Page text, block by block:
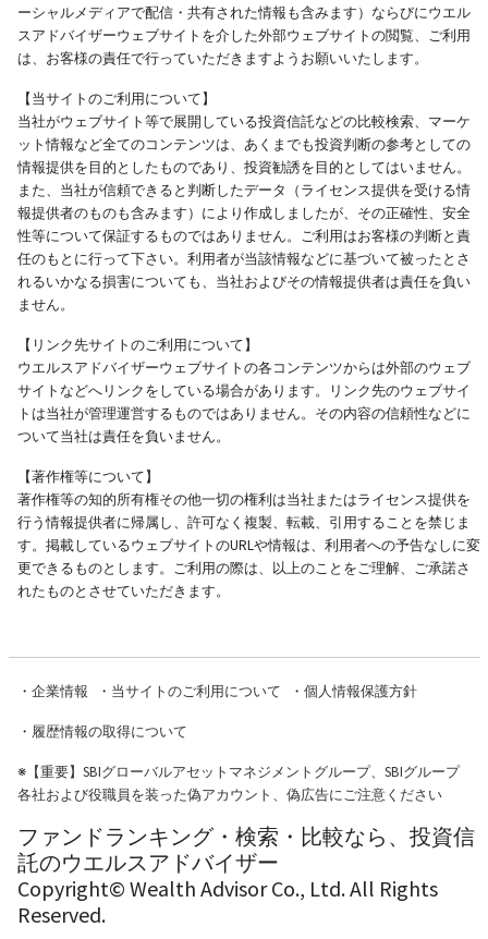
ーシャルメディアで配信・共有された情報も含みます）ならびにウエル
スアドバイザーウェブサイトを介した外部ウェブサイトの閲覧、ご利用
は、お客様の責任で行っていただきますようお願いいたします。
【当サイトのご利用について】
当社がウェブサイト等で展開している投資信託などの比較検索、マーケ
ット情報など全てのコンテンツは、あくまでも投資判断の参考としての
情報提供を目的としたものであり、投資勧誘を目的としてはいません。
また、当社が信頼できると判断したデータ（ライセンス提供を受ける情
報提供者のものも含みます）により作成しましたが、その正確性、安全
性等について保証するものではありません。ご利用はお客様の判断と責
任のもとに行って下さい。利用者が当該情報などに基づいて被ったとさ
れるいかなる損害についても、当社およびその情報提供者は責任を負い
ません。
【リンク先サイトのご利用について】
ウエルスアドバイザーウェブサイトの各コンテンツからは外部のウェブ
サイトなどへリンクをしている場合があります。リンク先のウェブサイ
トは当社が管理運営するものではありません。その内容の信頼性などに
ついて当社は責任を負いません。
【著作権等について】
著作権等の知的所有権その他一切の権利は当社またはライセンス提供を
行う情報提供者に帰属し、許可なく複製、転載、引用することを禁じま
す。掲載しているウェブサイトのURLや情報は、利用者への予告なしに変
更できるものとします。ご利用の際は、以上のことをご理解、ご承諾さ
れたものとさせていただきます。
・ 企業情報 ・ 当サイトのご利用について ・ 個人情報保護方針
・ 履歴情報の取得について
※【重要】SBIグローバルアセットマネジメントグループ、SBIグループ
各社および役職員を装った偽アカウント、偽広告にご注意ください
ファンドランキング・検索・比較なら、投資信
託のウエルスアドバイザー
Copyright© Wealth Advisor Co., Ltd. All Rights
Reserved.